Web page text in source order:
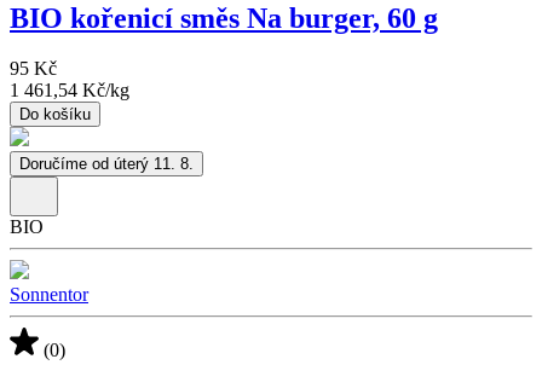
BIO kořenicí směs Na burger, 60 g
95 Kč
1 461,54 Kč/kg
Do košíku
Doručíme od úterý 11. 8.
BIO
Sonnentor
(0)